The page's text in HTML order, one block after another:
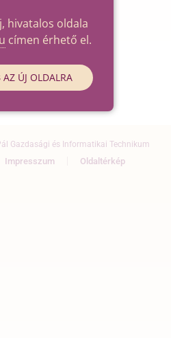
Gazdasági és Informatikai Technikum
Impresszum Oldaltérkép
hivatalos oldala
címen érhető el.
ÚJ OLDALRA